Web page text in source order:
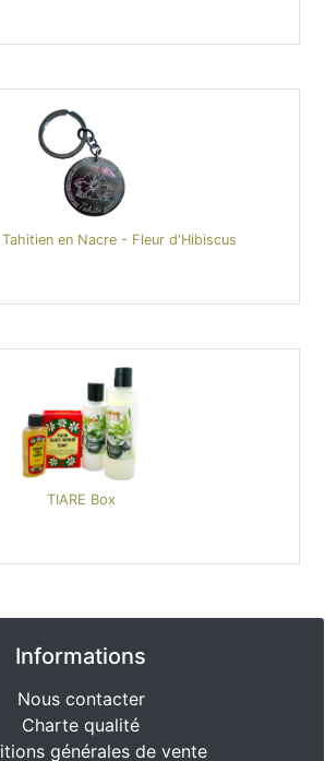
en Nacre - Fleur d'Hibiscus
TIARE Box
Informations
Nous contacter
Charte qualité
générales de vente